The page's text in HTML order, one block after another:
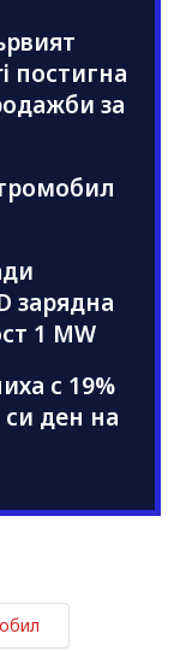
постигна
за
зарядна
1 MW
с 19%
ден на